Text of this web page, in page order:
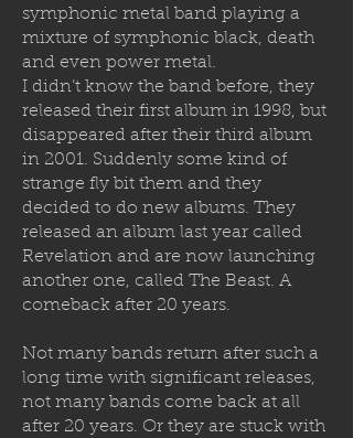
symphonic metal band playing a
mixture of symphonic black, death
and even power metal.
I didn’t know the band before, they
released their first album in 1998, but
disappeared after their third album
in 2001. Suddenly some kind of
strange fly bit them and they
decided to do new albums. They
released an album last year called
Revelation and are now launching
another one, called The Beast. A
comeback after 20 years.
Not many bands return after such a
long time with significant releases,
not many bands come back at all
after 20 years. Or they are stuck with